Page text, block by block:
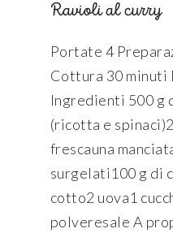
Ravioli al curry
Portate 4
Cottura 30
Ingredienti 500 g
(ricotta e
frescauna
surgelati100 g di
cotto2 uova1
polveresale A